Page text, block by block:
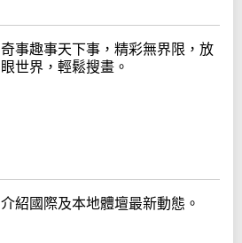
奇事趣事天下事，精彩無界限，放
眼世界，輕鬆搜畫。
介紹國際及本地體壇最新動態。